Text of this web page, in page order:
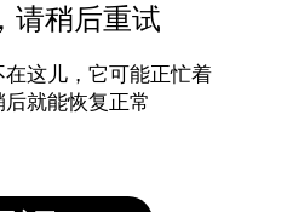
请稍后重试
这儿，它可能正忙着
就能恢复正常